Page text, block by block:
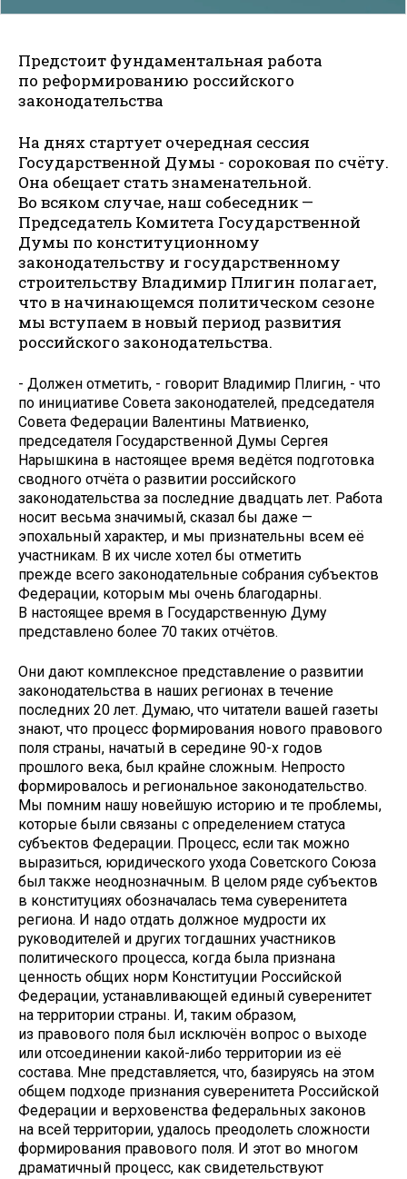
Предстоит фундаментальная работа
по реформированию российского
законодательства
На днях стартует очередная сессия
Государственной Думы - сороковая по счёту.
Она обе­щает стать знаменательной.
Во всяком случае, наш собеседник —
Председатель Комитета Государственной
Думы по конституционному
законодательству и государственному
строительству Владимир Плигин полагает,
что в начинающемся политическом сезоне
мы вступаем в новый период развития
российского законодательства.
- Должен отметить, - говорит Владимир Плигин, - что
по инициативе Совета законодателей, председателя
Совета Федерации Валентины Матвиенко,
председателя Государственной Думы Сергея
Нарышкина в настоящее время ведётся подготовка
сводного отчёта о развитии российского
законодательства за последние двадцать лет. Работа
носит весьма значимый, сказал бы даже —
эпохальный характер, и мы признательны всем её
участникам. В их числе хотел бы отметить
прежде всего законодательные собрания субъектов
Федерации, которым мы очень благодарны.
В настоящее время в Государственную Думу
представлено более 70 таких отчётов.
Они дают комплексное представление о развитии
законодательства в наших регионах в течение
последних 20 лет. Думаю, что читатели вашей газеты
знают, что процесс формирования нового правового
поля страны, начатый в середине ­90-х годов
прошлого века, был крайне сложным. Непросто
формировалось и региональное законодательство.
Мы помним нашу новейшую историю и те проблемы,
которые были связаны с определением статуса
субъектов Федерации. Процесс, если так можно
выразиться, юридического ухода Советского Союза
был также неоднозначным. В целом ряде субъектов
в конституциях обозначалась тема суверенитета
региона. И надо отдать должное мудрости их
руководителей и других тогдашних участников
политического процесса, когда была признана
ценность общих норм Конституции Российской
Федерации, устанавливающей единый суверенитет
на территории страны. И, таким образом,
из правового поля был исключён вопрос о выходе
или отсоединении какой-либо территории из её
состава. Мне представляется, что, базируясь на этом
общем подходе признания суверенитета Российской
Федерации и верховенства федеральных законов
на всей территории, удалось преодолеть сложности
формирования правового поля. И этот во многом
драматичный процесс, как свидетельствуют